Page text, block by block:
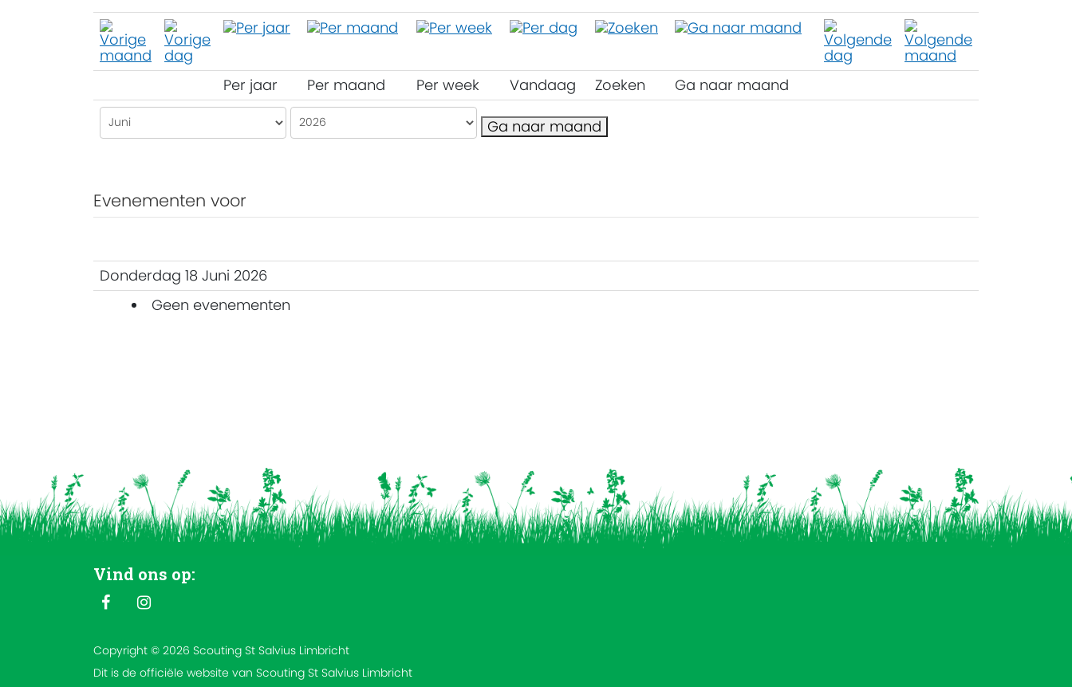
Per jaar Per maand Per week Vandaag Zoeken Ga naar maand
Ga naar maand
Evenementen voor
Donderdag 18 Juni 2026
Geen evenementen
Vind ons op:
Copyright © 2026 Scouting St Salvius Limbricht
Dit is de officiële website van Scouting St Salvius Limbricht